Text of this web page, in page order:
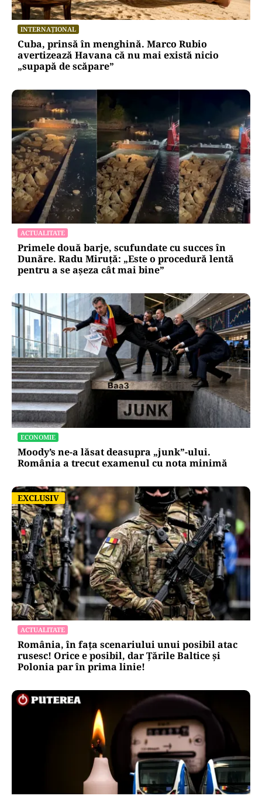
INTERNAȚIONAL
Cuba, prinsă în menghină. Marco Rubio
avertizează Havana că nu mai există nicio
„supapă de scăpare”
ACTUALITATE
Primele două barje, scufundate cu succes în
Dunăre. Radu Miruță: „Este o procedură lentă
pentru a se așeza cât mai bine”
ECONOMIE
Moody’s ne-a lăsat deasupra „junk”-ului.
România a trecut examenul cu nota minimă
EXCLUSIV
EXCLUSIV
ACTUALITATE
România, în fața scenariului unui posibil atac
rusesc! Orice e posibil, dar Țările Baltice și
Polonia par în prima linie!